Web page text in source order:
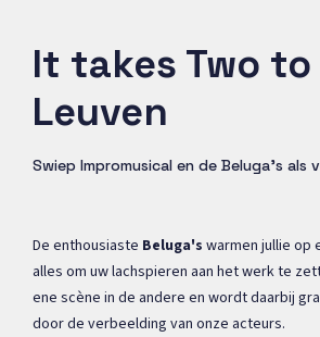
It takes Two
Leuven
Swiep Impromusical en de Beluga's als
De enthousiaste Beluga's warmen jullie
alles om uw lachspieren aan het werk te
ene scène in de andere en wordt daarbij
door de verbeelding van onze acteurs.